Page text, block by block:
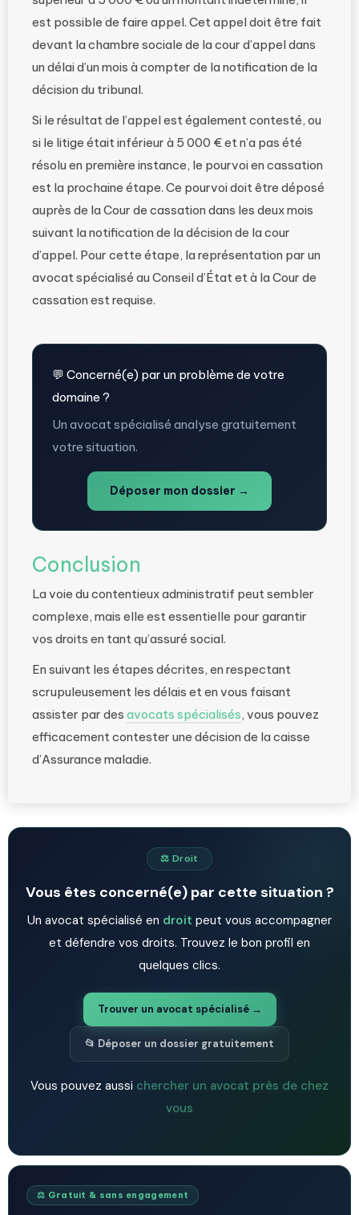
est possible de faire appel. Cet appel doit être fait
devant la chambre sociale de la cour d’appel dans
un délai d’un mois à compter de la notification de la
décision du tribunal.
Si le résultat de l’appel est également contesté, ou
si le litige était inférieur à 5 000 € et n’a pas été
résolu en première instance, le pourvoi en cassation
est la prochaine étape. Ce pourvoi doit être déposé
auprès de la Cour de cassation dans les deux mois
suivant la notification de la décision de la cour
d’appel. Pour cette étape, la représentation par un
avocat spécialisé au Conseil d’État et à la Cour de
cassation est requise.
💬 Concerné(e) par un problème de votre
domaine ?
Un avocat spécialisé analyse gratuitement
votre situation.
Déposer mon dossier →
Conclusion
La voie du contentieux administratif peut sembler
complexe, mais elle est essentielle pour garantir
vos droits en tant qu’assuré social.
En suivant les étapes décrites, en respectant
scrupuleusement les délais et en vous faisant
assister par des avocats spécialisés, vous pouvez
efficacement contester une décision de la caisse
d’Assurance maladie.
⚖️ Droit
Vous êtes concerné(e) par cette situation ?
Un avocat spécialisé en droit peut vous accompagner
et défendre vos droits. Trouvez le bon profil en
quelques clics.
Trouver un avocat spécialisé →
📂 Déposer un dossier gratuitement
Vous pouvez aussi chercher un avocat près de chez
vous
⚖️ Gratuit & sans engagement